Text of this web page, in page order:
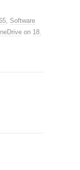
, Software
on 18.